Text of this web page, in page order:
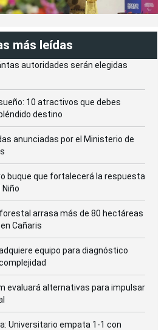
más leídas
autoridades serán elegidas
10 atractivos que debes
destino
anunciadas por el Ministerio de
buque que fortalecerá la respuesta
arrasa más de 80 hectáreas
Cañaris
equipo para diagnóstico
evaluará alternativas para impulsar
Universitario empata 1-1 con